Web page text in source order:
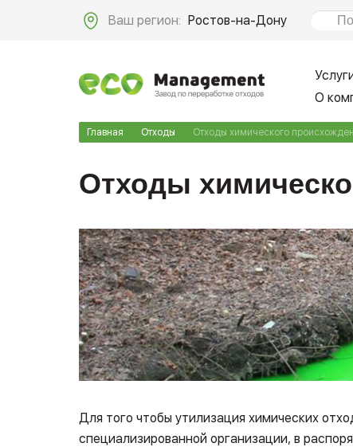
Ваш регион: Ростов-на-Дону
О
Главная Отходы Отходы химического
Отходы
Для того чтобы утилизация химических
специализированной организации, в